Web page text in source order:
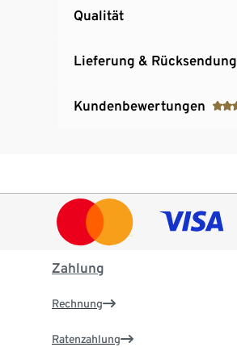
Qualität
Lieferung & Rücksendung
Kundenbewertungen
Zahlung
Rechnung
Ratenzahlung